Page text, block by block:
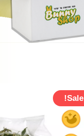
Sale!